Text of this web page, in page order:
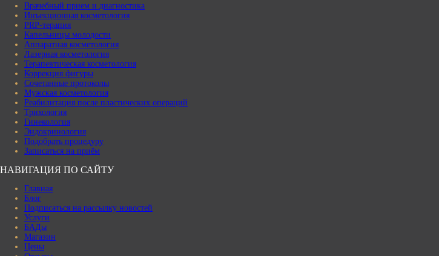
Врачебный прием и диагностика
Инъекционная косметология
PRP-терапия
Капельницы молодости
Аппаратная косметология
Лазерная косметология
Терапевтическая косметология
Коррекция фигуры
Сочетанные протоколы
Мужская косметология
Реабилитация после пластических операций
Трихология
Гинекология
Эндокринология
Подобрать процедуру
Записаться на приём
НАВИГАЦИЯ ПО САЙТУ
Главная
Блог
Подписаться на рассылку новостей
Услуги
БАДы
Магазин
Цены